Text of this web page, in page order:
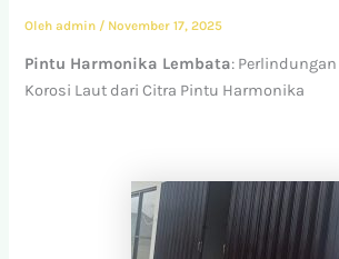
Olehadmin / November 17, 2025
Pintu Harmonika Lembata:
Korosi Laut dari Citra Pintu Harmonika